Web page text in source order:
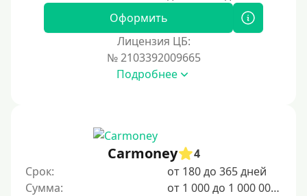
Оформить
Лицензия ЦБ:
№ 2103392009665
Подробнее
Carmoney
4
Срок:
от 180 до 365 дней
Сумма:
от 1 000 до 1 000 000 ₽